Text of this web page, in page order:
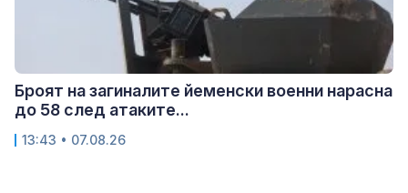
Броят на загиналите йеменски военни нарасна
до 58 след атаките...
13:43 • 07.08.26